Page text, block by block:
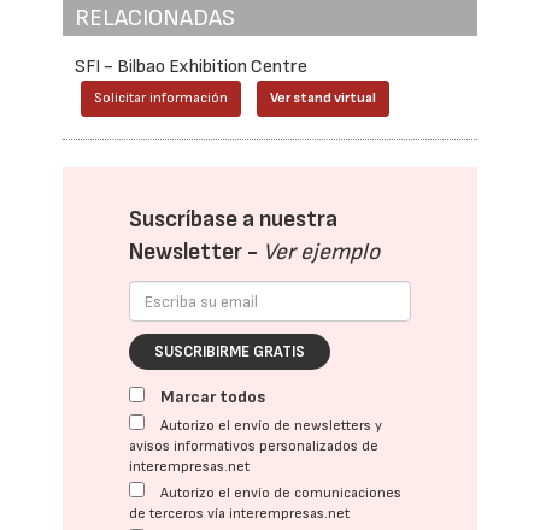
RELACIONADAS
SFI - Bilbao Exhibition Centre
Solicitar información Ver stand virtual
Suscríbase a nuestra
Newsletter - Ver ejemplo
SUSCRIBIRME GRATIS
Marcar todos
Autorizo el envío de newsletters y
avisos informativos personalizados de
interempresas.net
Autorizo el envío de comunicaciones
de terceros vía interempresas.net